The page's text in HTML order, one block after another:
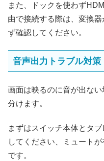
また、ドックを使わず
由で接続する際は、変換
ず確認してください。
音声出力トラブル対策
画面は映るのに音が出な
分けます。
まずはスイッチ本体とタ
してください、ミュート
です。